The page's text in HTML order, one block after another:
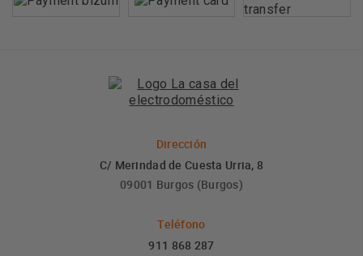
Dirección
C/ Merindad de Cuesta Urria, 8
09001 Burgos (Burgos)
Teléfono
911 868 287